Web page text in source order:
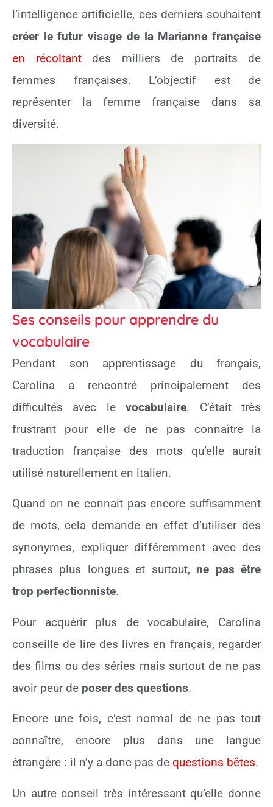
l’intelligence artificielle, ces derniers souhaitent
créer le futur visage de la Marianne française
en récoltantdes milliers de portraits de
femmes françaises. L’objectif est de
représenter la femme française dans sa
diversité.
Ses conseils pour apprendre du
vocabulaire
Pendant son apprentissage du français,
Carolina a rencontré principalement des
difficultés avec levocabulaire. C’était très
frustrant pour elle de ne pas connaître la
traduction française des mots qu’elle aurait
utilisé naturellement en italien.
Quand on ne connait pas encore suffisamment
de mots, cela demande en effet d’utiliser des
synonymes, expliquer différemment avec des
phrases plus longues et surtout, ne pas être
trop perfectionniste.
Pour acquérir plus de vocabulaire, Carolina
conseille de lire des livres en français, regarder
des films ou des séries mais surtout de ne pas
avoir peur de poser des questions.
Encore une fois, c’est normal de ne pas tout
connaître, encore plus dans une langue
étrangère : il n’y a donc pas de questions bêtes.
Un autre conseil très intéressant qu’elle donne